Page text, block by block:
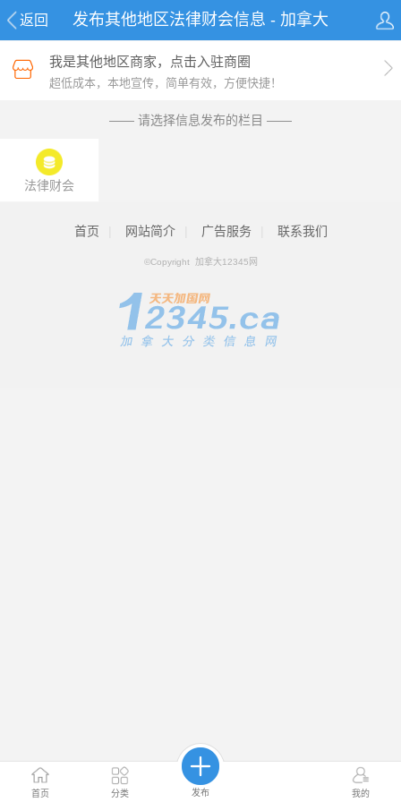
返回 发布其他地区法律财会信息 - 加拿大
12345网
首页 分类 发布 我的
我是其他地区商家，点击入驻商圈
超低成本，本地宣传，简单有效，方便快捷！
—— 请选择信息发布的栏目 ——
法律财会
首页 网站简介 广告服务 联系我们
©Copyright 加拿大12345网